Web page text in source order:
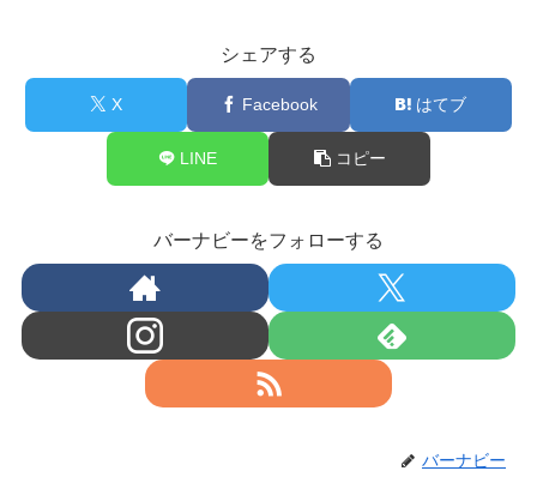
シェアする
X Facebook はてブ
LINE コピー
バーナビーをフォローする
バーナビー